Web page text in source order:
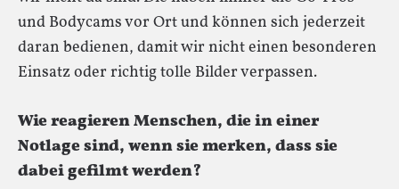
und Bodycams vor Ort und können sich jederzeit
daran bedienen, damit wir nicht einen besonderen
Einsatz oder richtig tolle Bilder verpassen.
Wie reagieren Menschen, die in einer
Notlage sind, wenn sie merken, dass sie
dabei gefilmt werden?